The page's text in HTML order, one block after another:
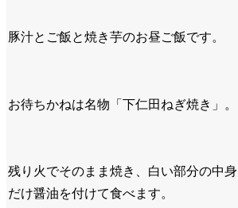
豚汁とご飯と焼き芋のお昼ご飯です。
お待ちかねは名物「下仁田ねぎ焼き」。
残り火でそのまま焼き、白い部分の中身
だけ醤油を付けて食べます。